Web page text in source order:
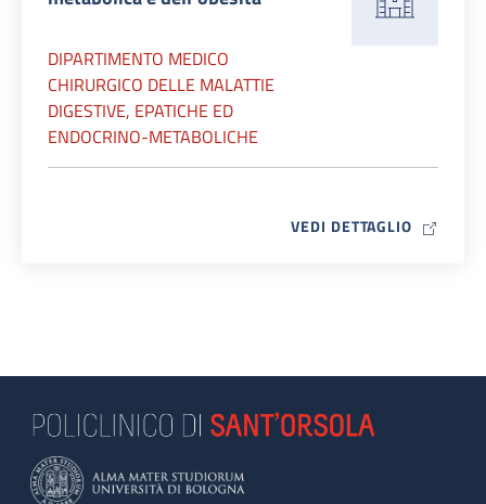
DIPARTIMENTO MEDICO
CHIRURGICO DELLE MALATTIE
DIGESTIVE, EPATICHE ED
ENDOCRINO-METABOLICHE
VEDI DETTAGLIO MAP ICON